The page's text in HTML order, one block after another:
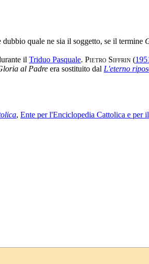
dubbio quale ne sia il soggetto, se il termine
il Triduo Pasquale. Pietro Siffrin (
al Padre era sostituito dal L'eterno
, Ente per l'Enciclopedia Cattolica e per